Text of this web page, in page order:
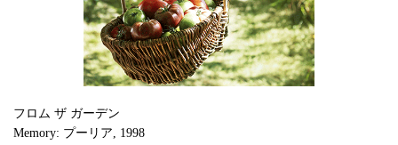
フロム ザ ガーデン
Memory: プーリア, 1998